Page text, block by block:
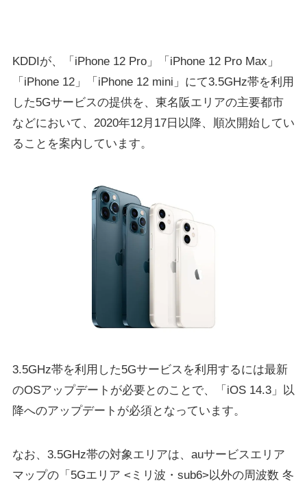
KDDIが、「iPhone 12 Pro」「iPhone 12 Pro Max」
「iPhone 12」「iPhone 12 mini」にて3.5GHz帯を利用
した5Gサービスの提供を、東名阪エリアの主要都市
などにおいて、2020年12月17日以降、順次開始してい
ることを案内しています。
3.5GHz帯を利用した5Gサービスを利用するには最新
のOSアップデートが必要とのことで、「iOS 14.3」以
降へのアップデートが必須となっています。
なお、3.5GHz帯の対象エリアは、auサービスエリア
マップの「5Gエリア <ミリ波・sub6>以外の周波数 冬